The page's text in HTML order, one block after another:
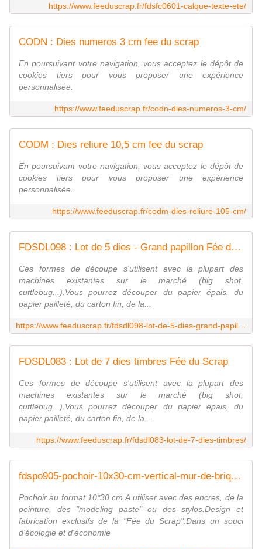
https://www.feeduscrap.fr/fdsfc0601-calque-texte-ete/
CODN : Dies numeros 3 cm fee du scrap
En poursuivant votre navigation, vous acceptez le dépôt de
cookies tiers pour vous proposer une expérience
personnalisée.
https://www.feeduscrap.fr/codn-dies-numeros-3-cm/
CODM : Dies reliure 10,5 cm fee du scrap
En poursuivant votre navigation, vous acceptez le dépôt de
cookies tiers pour vous proposer une expérience
personnalisée.
https://www.feeduscrap.fr/codm-dies-reliure-105-cm/
FDSDL098 : Lot de 5 dies - Grand papillon Fée du SCrap
Ces formes de découpe s'utilisent avec la plupart des
machines existantes sur le marché (big shot,
cuttlebug...).Vous pourrez découper du papier épais, du
papier pailleté, du carton fin, de la...
FDSDL083 : Lot de 7 dies timbres Fée du Scrap
Ces formes de découpe s'utilisent avec la plupart des
machines existantes sur le marché (big shot,
cuttlebug...).Vous pourrez découper du papier épais, du
papier pailleté, du carton fin, de la...
https://www.feeduscrap.fr/fdsdl083-lot-de-7-dies-timbres/
fdspo905-pochoir-10x30-cm-vertical-mur-de-brique-vertical FEE DU SCRAP
Pochoir au format 10*30 cm.A utiliser avec des encres, de la
peinture, des "modeling paste" ou des stylos.Design et
fabrication exclusifs de la "Fée du Scrap".Dans un souci
d'écologie et d'économie